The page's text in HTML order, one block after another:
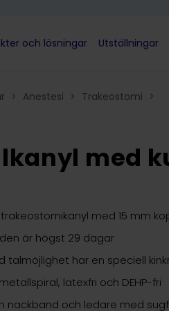
och lösningar Utställningar
> Anestesi > Trakeostomi >
med
med 15 mm
är högst 29 dagar
talmöjlighet har en speciell
latexfri och DEHP-fri
nackband och ledare med